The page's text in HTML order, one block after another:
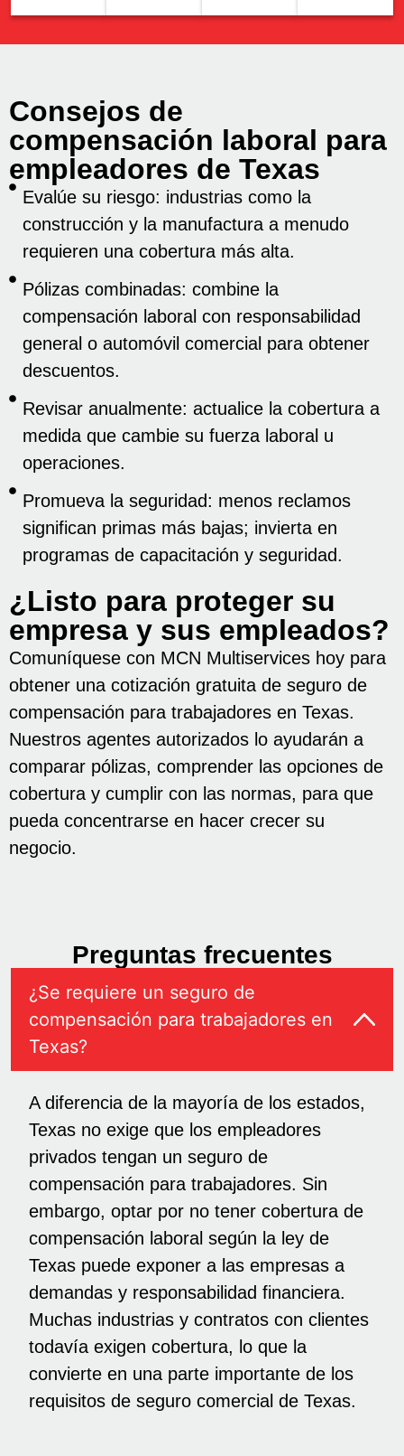
Consejos de
compensación laboral para
empleadores de Texas
Evalúe su riesgo: industrias como la
construcción y la manufactura a menudo
requieren una cobertura más alta.
Pólizas combinadas: combine la
compensación laboral con responsabilidad
general o automóvil comercial para obtener
descuentos.
Revisar anualmente: actualice la cobertura a
medida que cambie su fuerza laboral u
operaciones.
Promueva la seguridad: menos reclamos
significan primas más bajas; invierta en
programas de capacitación y seguridad.
¿Listo para proteger su
empresa y sus empleados?
Comuníquese con MCN Multiservices hoy para
obtener una cotización gratuita de seguro de
compensación para trabajadores en Texas.
Nuestros agentes autorizados lo ayudarán a
comparar pólizas, comprender las opciones de
cobertura y cumplir con las normas, para que
pueda concentrarse en hacer crecer su
negocio.
Preguntas frecuentes
¿Se requiere un seguro de
compensación para trabajadores en
Texas?
A diferencia de la mayoría de los estados,
Texas no exige que los empleadores
privados tengan un seguro de
compensación para trabajadores. Sin
embargo, optar por no tener cobertura de
compensación laboral según la ley de
Texas puede exponer a las empresas a
demandas y responsabilidad financiera.
Muchas industrias y contratos con clientes
todavía exigen cobertura, lo que la
convierte en una parte importante de los
requisitos de seguro comercial de Texas.